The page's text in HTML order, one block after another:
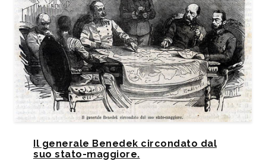
Il generale Benedek circondato dal
suo stato-maggiore.